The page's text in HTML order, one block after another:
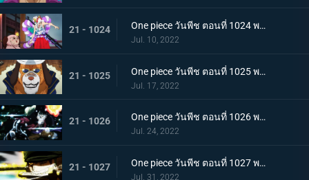
21 - 1024 One piece วันพีช ตอนที่ 1024 พากย์ไทย โอเด้งปรากฏตัว! จิตใจของปลอกดาบแดงหวั่นไหว
Jul. 10, 2022
21 - 1025 One piece วันพีช ตอนที่ 1025 พากย์ไทย รุ่นที่เลวร้ายที่สุดพินาศสิ้น! ท่าใหญ่ของสี่จักรพรรดิ
Jul. 17, 2022
21 - 1026 One piece วันพีช ตอนที่ 1026 พากย์ไทย ซุปเปอร์โนวาโต้กลับแผนแยก 4 จักรพรรดิ
Jul. 24, 2022
21 - 1027 One piece วันพีช ตอนที่ 1027 พากย์ไทย ปกป้องลูฟี่ไว้! วิชาดาบของโซโลกับลอว์
Jul. 31, 2022